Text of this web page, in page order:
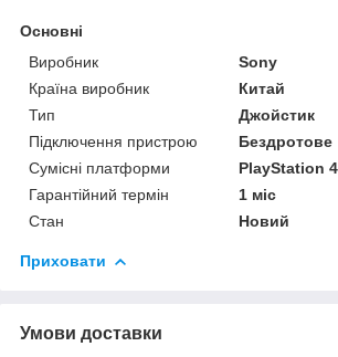
Основні
Виробник
Sony
Країна виробник
Китай
Тип
Джойстик
Підключення пристрою
Бездротове
Сумісні платформи
PlayStation
Гарантійний термін
1 міс
Стан
Новий
Приховати
Умови доставки